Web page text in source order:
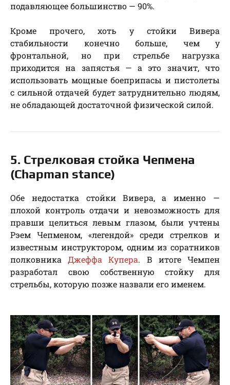
подавляющее большинство — 90%.
Кроме прочего, хоть у стойки Вивера
стабильности конечно больше, чем у
фронтальной, но при стрельбе нагрузка
приходится на запястья — а это значит, что
использовать мощные боеприпасы и пистолеты
с сильной отдачей будет затруднительно людям,
не обладающей достаточной физической силой.
5. Стрелковая стойка Чепмена
(Chapman stance)
Обе недостатка стойки Вивера, а именно —
плохой контроль отдачи и невозможность для
правши целиться левым глазом, были учтены
Рэем Чепменом, «легендой» среди стрелков и
известным инструктором, одним из соратников
полковникаДжеффа Купера. В итоге Чемпен
разработал свою собственную стойку для
стрельбы, которую позже назвали его именем.